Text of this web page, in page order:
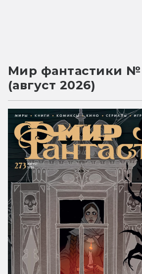
Мир фантастики №
(август 2026)